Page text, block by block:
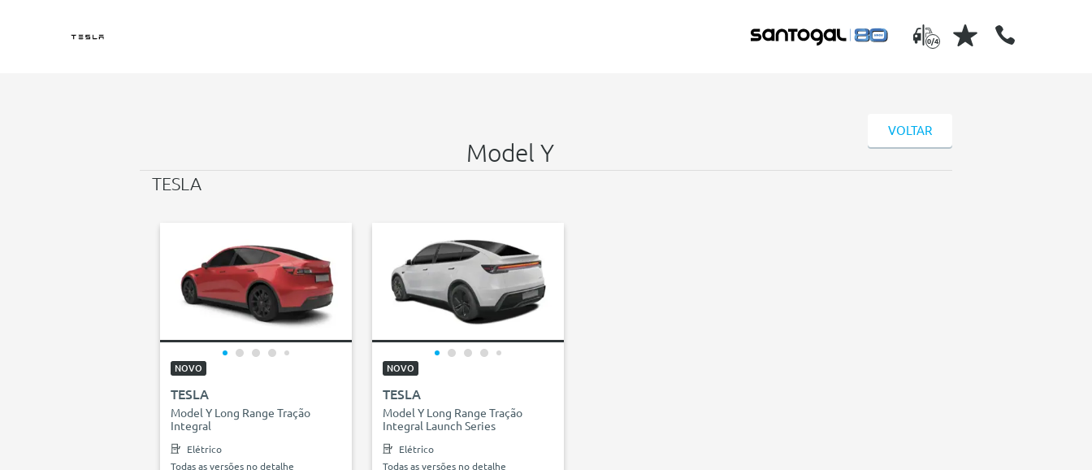
0/4
VOLTAR
Model Y
TESLA
NOVO
TESLA
Model Y Long Range Tração
Integral
Elétrico
Todas as versões no detalhe
NOVO
TESLA
Model Y Long Range Tração
Integral Launch Series
Elétrico
Todas as versões no detalhe